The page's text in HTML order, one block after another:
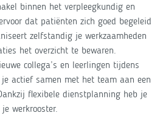
binnen het verpleegkundig en
dat patiënten zich goed begeleid
zelfstandig je werkzaamheden
het overzicht te bewaren.
collega’s en leerlingen tijdens
actief samen met het team aan een
flexibele dienstplanning heb je
werkrooster.